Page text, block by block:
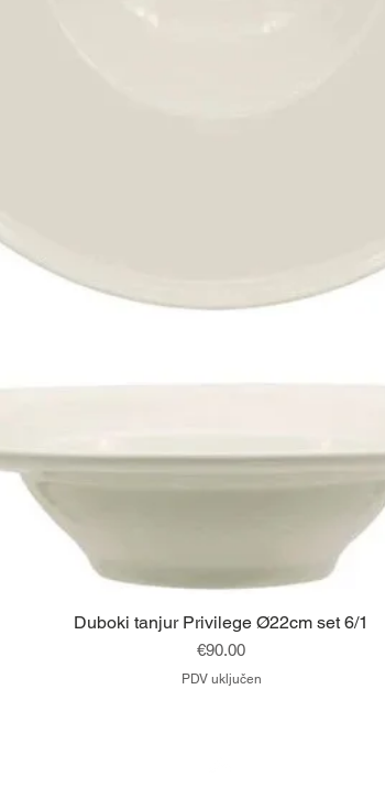
Brzi pregled
Duboki tanjur Privilege Ø22cm set 6/1
Cijena
€90.00
PDV uključen